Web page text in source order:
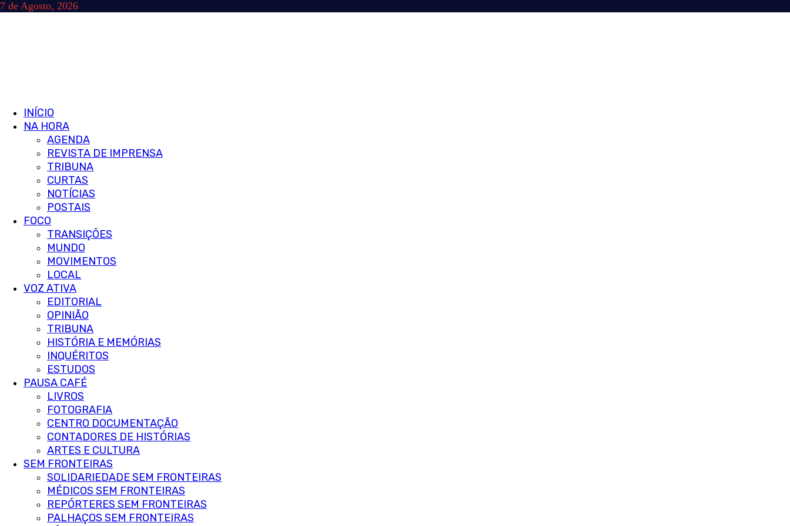
Skip
7 de Agosto, 2026
Primary
Menu
INÍCIO
NA HORA
AGENDA
REVISTA DE IMPRENSA
TRIBUNA
CURTAS
NOTÍCIAS
POSTAIS
FOCO
TRANSIÇÕES
MUNDO
MOVIMENTOS
LOCAL
VOZ ATIVA
EDITORIAL
OPINIÃO
TRIBUNA
HISTÓRIA E MEMÓRIAS
INQUÉRITOS
ESTUDOS
PAUSA CAFÉ
LIVROS
FOTOGRAFIA
CENTRO DOCUMENTAÇÃO
CONTADORES DE HISTÓRIAS
ARTES E CULTURA
SEM FRONTEIRAS
SOLIDARIEDADE SEM FRONTEIRAS
MÉDICOS SEM FRONTEIRAS
REPÓRTERES SEM FRONTEIRAS
PALHAÇOS SEM FRONTEIRAS